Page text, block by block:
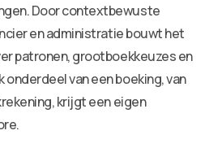
Door contextbewuste
en administratie bouwt het
patronen, grootboekkeuzes en
onderdeel van een boeking, van
krijgt een eigen